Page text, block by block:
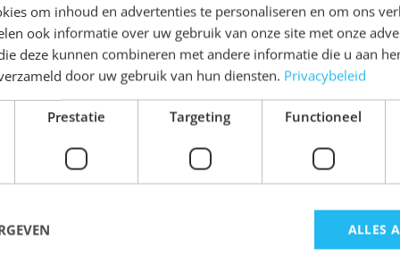
duren. Ook zullen alle producten op de afgesproken
VAN UW VERNIEUWDE WONING
kan u heerlijk genieten van uw vernieuwde woning.
om inhoud en advertenties te personaliseren en om ons
ook informatie over uw gebruik van onze site met onze
deze kunnen combineren met andere informatie die u aan
door uw gebruik van hun diensten. Privacybeleid
Prestatie Targeting Functioneel
ALLES